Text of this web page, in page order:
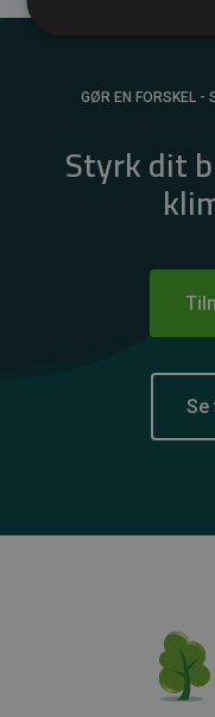
GØR EN FORSKEL -
Styrk dit
Se